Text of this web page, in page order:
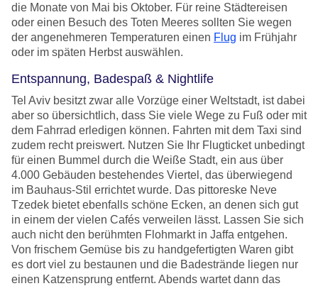
die Monate von Mai bis Oktober. Für reine Städtereisen
oder einen Besuch des Toten Meeres sollten Sie wegen
der angenehmeren Temperaturen einen Flug im Frühjahr
oder im späten Herbst auswählen.
Entspannung, Badespaß & Nightlife
Tel Aviv besitzt zwar alle Vorzüge einer Weltstadt, ist dabei
aber so übersichtlich, dass Sie viele Wege zu Fuß oder mit
dem Fahrrad erledigen können. Fahrten mit dem Taxi sind
zudem recht preiswert. Nutzen Sie Ihr Flugticket unbedingt
für einen Bummel durch die Weiße Stadt, ein aus über
4.000 Gebäuden bestehendes Viertel, das überwiegend
im Bauhaus-Stil errichtet wurde. Das pittoreske Neve
Tzedek bietet ebenfalls schöne Ecken, an denen sich gut
in einem der vielen Cafés verweilen lässt. Lassen Sie sich
auch nicht den berühmten Flohmarkt in Jaffa entgehen.
Von frischem Gemüse bis zu handgefertigten Waren gibt
es dort viel zu bestaunen und die Badestrände liegen nur
einen Katzensprung entfernt. Abends wartet dann das